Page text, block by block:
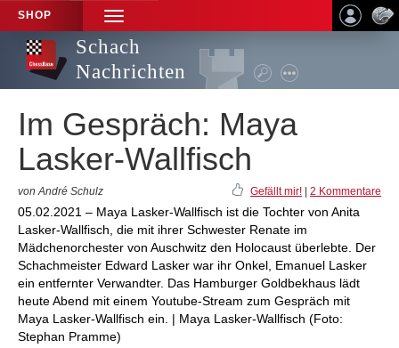
SHOP
TOGGLE
NAVIGATION
Schach
Nachrichten
Im Gespräch: Maya
Lasker-Wallfisch
von André Schulz Gefällt mir! 2 Kommentare
05.02.2021 – Maya Lasker-Wallfisch ist die Tochter von Anita
Lasker-Wallfisch, die mit ihrer Schwester Renate im
Mädchenorchester von Auschwitz den Holocaust überlebte. Der
Schachmeister Edward Lasker war ihr Onkel, Emanuel Lasker
ein entfernter Verwandter. Das Hamburger Goldbekhaus lädt
heute Abend mit einem Youtube-Stream zum Gespräch mit
Maya Lasker-Wallfisch ein. | Maya Lasker-Wallfisch (Foto:
Stephan Pramme)